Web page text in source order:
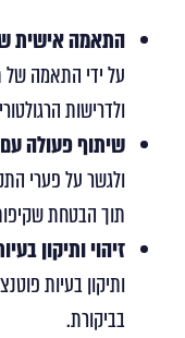
התאמה אישית
על ידי התאמה של
ולדרישות
שיתוף פעולה עם
ולגשר על פערי
תוך הבטחת
זיהוי ותיקון
ותיקון בעיות
בביקורת.